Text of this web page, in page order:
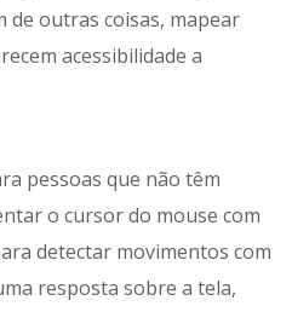
de outras coisas, mapear
acessibilidade a
pessoas que não têm
o cursor do mouse com
detectar movimentos com
resposta sobre a tela,